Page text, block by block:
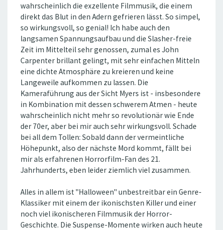
wahrscheinlich die exzellente Filmmusik, die einem
direkt das Blut in den Adern gefrieren lässt. So simpel,
so wirkungsvoll, so genial! Ich habe auch den
langsamen Spannungsaufbau und die Slasher-freie
Zeit im Mittelteil sehr genossen, zumal es John
Carpenter brillant gelingt, mit sehr einfachen Mitteln
eine dichte Atmosphäre zu kreieren und keine
Langeweile aufkommen zu lassen. Die
Kameraführung aus der Sicht Myers ist - insbesondere
in Kombination mit dessen schwerem Atmen - heute
wahrscheinlich nicht mehr so revolutionär wie Ende
der 70er, aber bei mir auch sehr wirkungsvoll. Schade
bei all dem Tollen: Sobald dann der vermeintliche
Höhepunkt, also der nächste Mord kommt, fällt bei
mir als erfahrenen Horrorfilm-Fan des 21.
Jahrhunderts, eben leider ziemlich viel zusammen.
Alles in allem ist "Halloween" unbestreitbar ein Genre-
Klassiker mit einem der ikonischsten Killer und einer
noch viel ikonischeren Filmmusik der Horror-
Geschichte. Die Suspense-Momente wirken auch heute